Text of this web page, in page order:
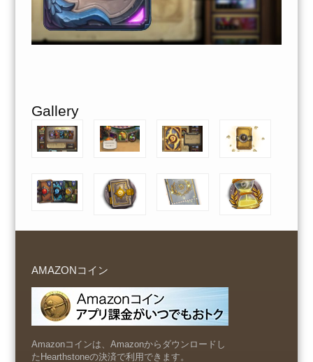
Gallery
AMAZONコイン
Amazonコインは、Amazonからダウンロードし
たHearthstoneの決済で利用できます。